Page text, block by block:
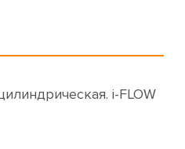
i-FLOW